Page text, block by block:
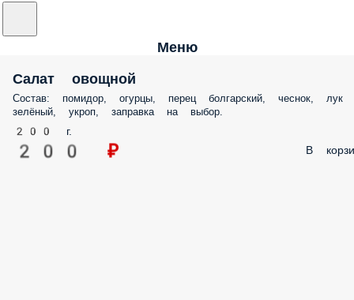
Меню
Салат овощной
Состав: помидор, огурцы, перец болгарский, чеснок, лук
зелёный, укроп, заправка на выбор.
200 г.
200 ₽ В